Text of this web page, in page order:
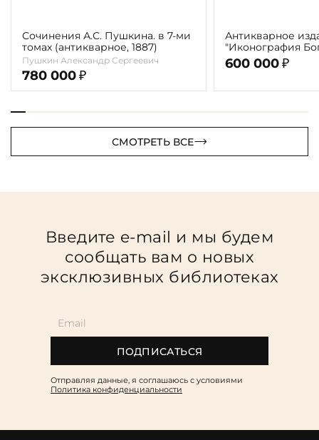
Сочинения А.С. Пушкина. в 7-ми
томах (антикварное, 1887)
Пушкин Александр Сергеевич
780 000 ₽
Антикварное
"Иконография
г. (в 2-х томах с
автора)
600 000 ₽
СМОТРЕТЬ ВСЕ
Введите e-mail и мы будем
сообщать вам о новых
эксклюзивных библиотеках
ПОДПИСАТЬСЯ
Отправляя данные, я соглашаюсь c условиями
Политика конфиденциальности